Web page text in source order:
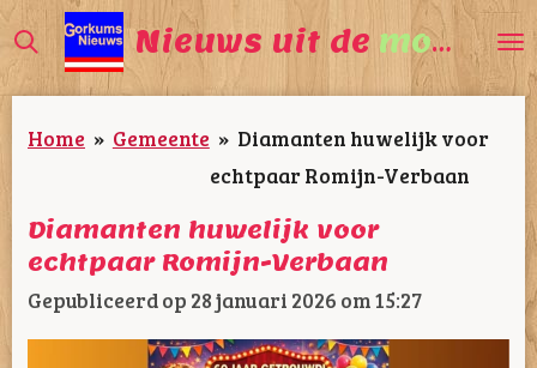
Ga
direct
naar
de
Nieuws uit de mooiste
Home » Gemeente » Diamanten huwelijk voor
echtpaar Romijn-Verbaan
Diamanten huwelijk voor
echtpaar Romijn-Verbaan
Gepubliceerd op 28 januari 2026 om 15:27